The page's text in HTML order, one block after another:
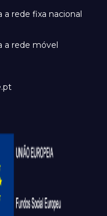
a rede fixa nacional
a rede móvel